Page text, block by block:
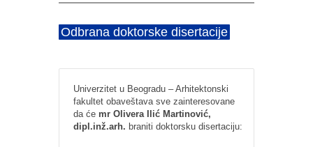
Odbrana doktorske disertacije
Univerzitet u Beogradu – Arhitektonski
fakultet obaveštava sve zainteresovane
da će mr Olivera Ilić Martinović,
dipl.inž.arh. braniti doktorsku disertaciju: